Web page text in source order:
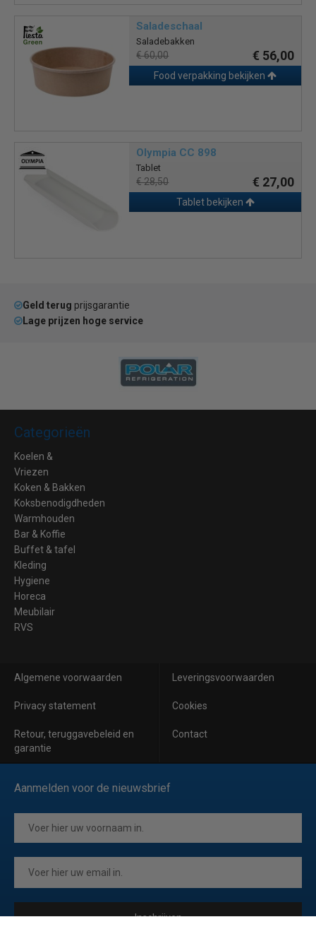
Saladeschaal
Saladebakken
€ 60,00 € 56,00
Food verpakking bekijken
Olympia CC 898
Tablet
€ 28,50 € 27,00
Tablet bekijken
Geld terug prijsgarantie
Lage prijzen hoge service
Categorieën
Koelen &
Vriezen
Koken & Bakken
Koksbenodigdheden
Warmhouden
Bar & Koffie
Buffet & tafel
Kleding
Hygiene
Horeca
Meubilair
RVS
Algemene voorwaarden Leveringsvoorwaarden
Privacy statement Cookies
Retour, teruggavebeleid en
garantie
Contact
Aanmelden voor de nieuwsbrief
Inschrijven